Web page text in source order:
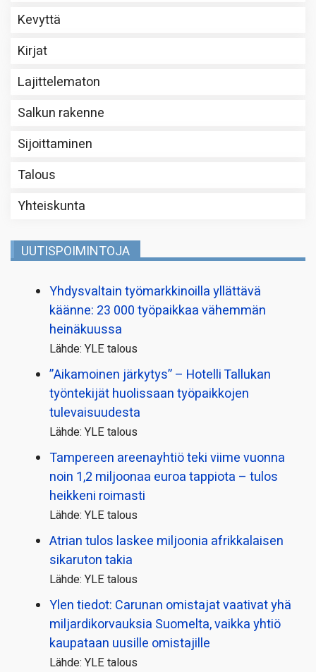
Kevyttä
Kirjat
Lajittelematon
Salkun rakenne
Sijoittaminen
Talous
Yhteiskunta
UUTISPOIMINTOJA
Yhdysvaltain työmarkkinoilla yllättävä
käänne: 23 000 työpaikkaa vähemmän
heinäkuussa
Lähde: YLE talous
”Aikamoinen järkytys” – Hotelli Tallukan
työntekijät huolissaan työpaikkojen
tulevaisuudesta
Lähde: YLE talous
Tampereen areenayhtiö teki viime vuonna
noin 1,2 miljoonaa euroa tappiota – tulos
heikkeni roimasti
Lähde: YLE talous
Atrian tulos laskee miljoonia afrikkalaisen
sikaruton takia
Lähde: YLE talous
Ylen tiedot: Carunan omistajat vaativat yhä
miljardi­korvauksia Suomelta, vaikka yhtiö
kaupataan uusille omistajille
Lähde: YLE talous